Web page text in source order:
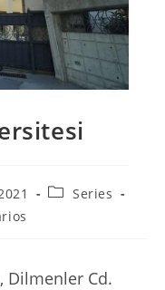
Categoría
Series
Dilmenler Cd.